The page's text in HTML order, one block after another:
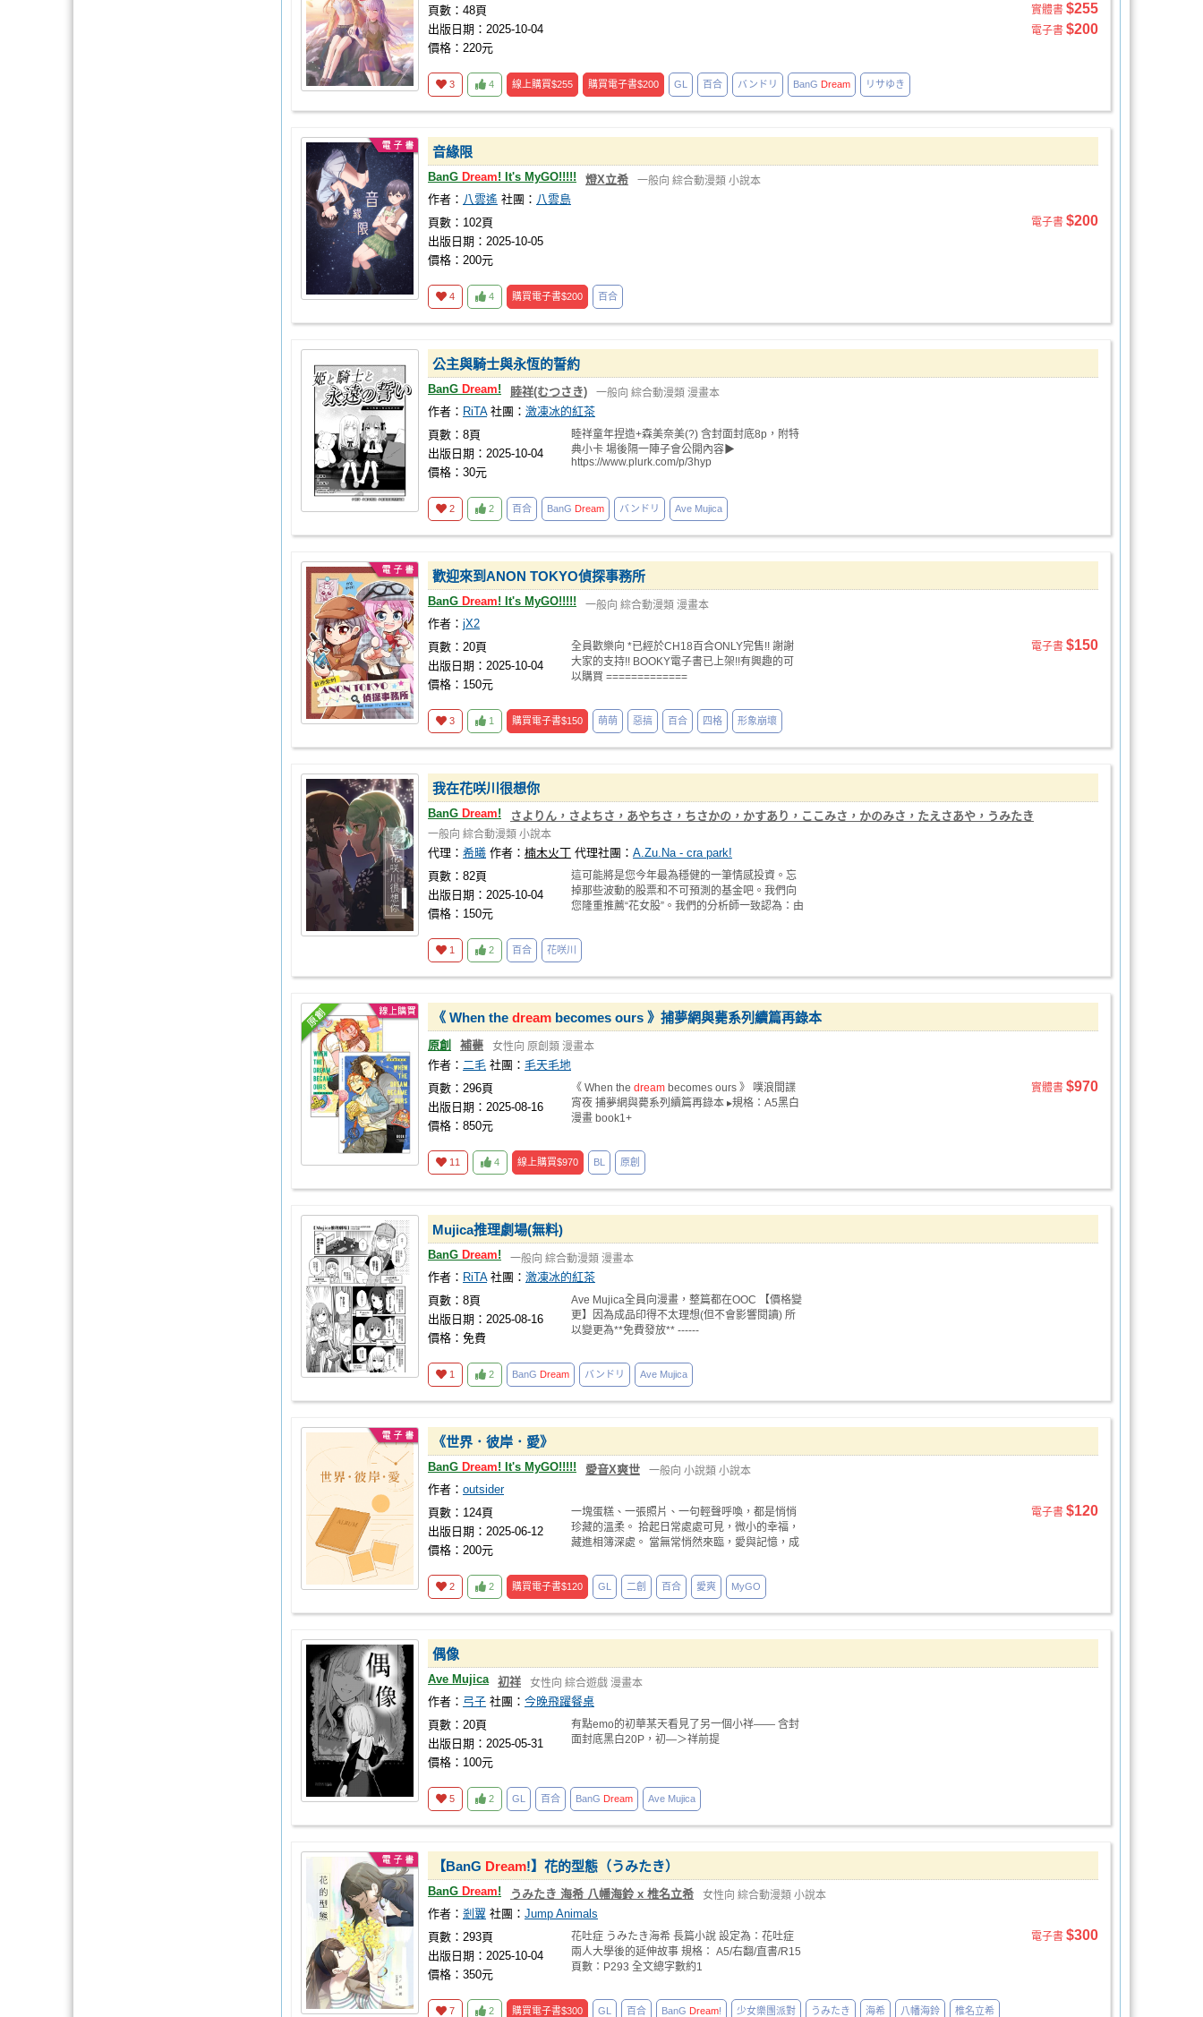
頁數：48頁
出版日期：2025-10-04
價格：220元
實體書 $255
電子書 $200
3 4 線上購買$255 購買電子書$200 GL 百合 バンドリ BanG Dream リサゆき
音緣限
BanG Dream! It's MyGO!!!!! 燈X立希 一般向 綜合動漫類 小說本
作者： 八雲遙 社團： 八雲島
頁數：102頁
出版日期：2025-10-05
價格：200元
電子書 $200
4 4 購買電子書$200 百合
公主與騎士與永恆的誓約
BanG Dream! 睦祥(むつさき) 一般向 綜合動漫類 漫畫本
作者： RiTA 社團： 激凍冰的紅茶
頁數：8頁
出版日期：2025-10-04
價格：30元
睦祥童年捏造+森美奈美(?) 含封面封底8p，附特
典小卡 場後隔一陣子會公開內容▶
https://www.plurk.com/p/3hyp
2 2 百合 BanG Dream バンドリ Ave Mujica
歡迎來到ANON TOKYO偵探事務所
BanG Dream! It's MyGO!!!!! 一般向 綜合動漫類 漫畫本
作者： jX2
頁數：20頁
出版日期：2025-10-04
價格：150元
全員歡樂向 *已經於CH18百合ONLY完售!! 謝謝
大家的支持!! BOOKY電子書已上架!!有興趣的可
以購買 =============
電子書 $150
3 1 購買電子書$150 萌萌 惡搞 百合 四格 形象崩壞
我在花咲川很想你
BanG Dream! さよりん，さよちさ，あやちさ，ちさかの，かすあり，ここみさ，かのみさ，たえさあや，うみたき
一般向 綜合動漫類 小說本
代理： 希曦 作者： 楠木火丁 代理社團： A.Zu.Na - cra park!
頁數：82頁
出版日期：2025-10-04
價格：150元
這可能將是您今年最為穩健的一筆情感投資。忘
掉那些波動的股票和不可預測的基金吧。我們向
您隆重推薦“花女股”。我們的分析師一致認為：由
1 2 百合 花咲川
《 When the dream becomes ours 》捕夢網與薨系列續篇再錄本
原創 補薨 女性向 原創類 漫畫本
作者： 二毛 社團： 毛天毛地
頁數：296頁
出版日期：2025-08-16
價格：850元
《 When the dream becomes ours 》 噗浪間諜
宵夜 捕夢網與薨系列續篇再錄本 ▸規格：A5黑白
漫畫 book1+
實體書 $970
11 4 線上購買$970 BL 原創
Mujica推理劇場(無料)
BanG Dream! 一般向 綜合動漫類 漫畫本
作者： RiTA 社團： 激凍冰的紅茶
頁數：8頁
出版日期：2025-08-16
價格：免費
Ave Mujica全員向漫畫，整篇都在OOC 【價格變
更】因為成品印得不太理想(但不會影響閱讀) 所
以變更為**免費發放** ------
1 2 BanG Dream バンドリ Ave Mujica
《世界．彼岸．愛》
BanG Dream! It's MyGO!!!!! 愛音X爽世 一般向 小說類 小說本
作者： outsider
頁數：124頁
出版日期：2025-06-12
價格：200元
一塊蛋糕、一張照片、一句輕聲呼喚，都是悄悄
珍藏的溫柔。 拾起日常處處可見，微小的幸福，
藏進相簿深處。 當無常悄然來臨，愛與記憶，成
電子書 $120
2 2 購買電子書$120 GL 二創 百合 愛爽 MyGO
偶像
Ave Mujica 初祥 女性向 綜合遊戲 漫畫本
作者： 弓子 社團： 今晚飛躍餐桌
頁數：20頁
出版日期：2025-05-31
價格：100元
有點emo的初華某天看見了另一個小祥—— 含封
面封底黑白20P，初—＞祥前提
5 2 GL 百合 BanG Dream Ave Mujica
【BanG Dream!】花的型態（うみたき）
BanG Dream! うみたき 海希 八幡海鈴 x 椎名立希 女性向 綜合動漫類 小說本
作者： 剎翼 社團： Jump Animals
頁數：293頁
出版日期：2025-10-04
價格：350元
花吐症 うみたき海希 長篇小說 設定為：花吐症
兩人大學後的延伸故事 規格： A5/右翻/直書/R15
頁數：P293 全文總字數約1
電子書 $300
7 2 購買電子書$300 GL 百合 BanG Dream! 少女樂團派對 うみたき 海希 八幡海鈴 椎名立希